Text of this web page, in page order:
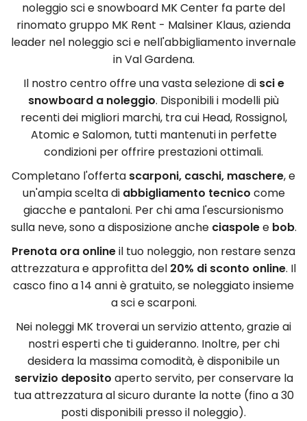
noleggio sci e snowboard MK Center fa parte del
rinomato gruppo MK Rent - Malsiner Klaus, azienda
leader nel noleggio sci e nell'abbigliamento invernale
in Val Gardena.
Il nostro centro offre una vasta selezione di sci e
snowboard a noleggio. Disponibili i modelli più
recenti dei migliori marchi, tra cui Head, Rossignol,
Atomic e Salomon, tutti mantenuti in perfette
condizioni per offrire prestazioni ottimali.
Completano l'offerta scarponi, caschi, maschere, e
un'ampia scelta di abbigliamento tecnico come
giacche e pantaloni. Per chi ama l'escursionismo
sulla neve, sono a disposizione anche ciaspolee bob.
Prenota ora onlineil tuo noleggio, non restare senza
attrezzatura e approfitta del 20% di sconto online. Il
casco fino a 14 anni è gratuito, se noleggiato insieme
a sci e scarponi.
Nei noleggi MK troverai un servizio attento, grazie ai
nostri esperti che ti guideranno. Inoltre, per chi
desidera la massima comodità, è disponibile un
servizio deposito aperto servito, per conservare la
tua attrezzatura al sicuro durante la notte (fino a 30
posti disponibili presso il noleggio).